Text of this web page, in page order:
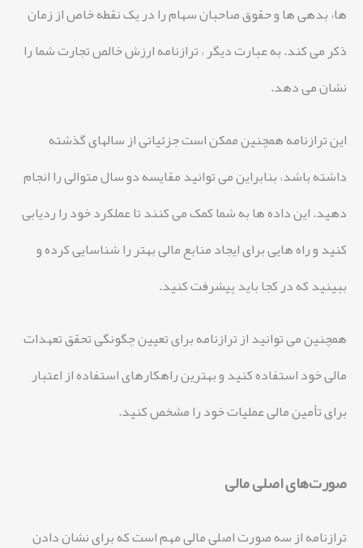
ها، بدهی ها و حقوق صاحبان سهام را در یک نقطه خاص از زمان
ذکر می کند. به عبارت دیگر ، ترازنامه ارزش خالص تجارت شما را
نشان می دهد.
این ترازنامه همچنین ممکن است جزئیاتی از سالهای گذشته
داشته باشد، بنابراین می توانید مقایسه دو سال متوالی را انجام
دهید. این داده ها به شما کمک می کنند تا عملکرد خود را ردیابی
کنید و راه هایی برای ایجاد منابع مالی بهتر را شناسایی کرده و
ببینید که در کجا باید پیشرفت کنید.
همچنین می توانید از ترازنامه برای تعیین چگونگی تحقق تعهدات
مالی خود استفاده کنید و بهترین راهکارهای استفاده از اعتبار
برای تأمین مالی عملیات خود را مشخص کنید.
صورت‌های اصلی مالی
ترازنامه از سه صورت اصلی مالی مهم است که برای نشان دادن